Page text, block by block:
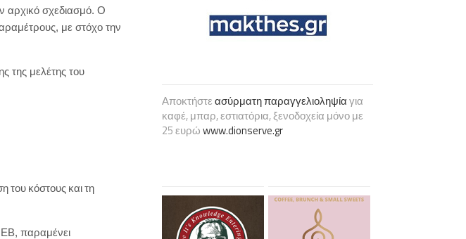
αρχικό σχεδιασμό. Ο
με στόχο την
της μελέτης του
του κόστους και τη
παραμένει
Αποκτήστεασύρματη παραγγελιοληψίαγια
καφέ, μπαρ, εστιατόρια, ξενοδοχεία μόνο με
25 ευρώwww.dionserve.gr